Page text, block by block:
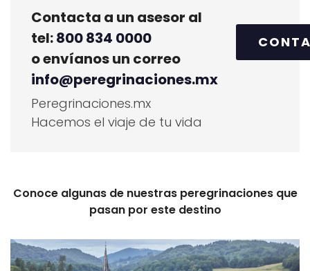
Contacta a un asesor al
tel:800 834 0000
o envíanos un correo
info@peregrinaciones.mx
Peregrinaciones.mx
Hacemos el viaje de tu vida
Conoce algunas de nuestras peregrinaciones que
pasan por este destino